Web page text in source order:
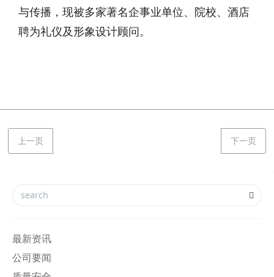
与传播，现被多家著名企事业单位、院校、酒店
聘为礼仪及形象设计顾问。
上一页 下一页
最新资讯
公司要闻